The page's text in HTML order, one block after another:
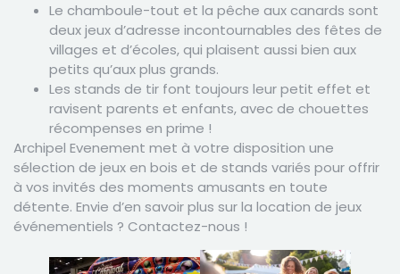
Le chamboule-tout et la pêche aux canards sont
deux jeux d’adresse incontournables des fêtes de
villages et d’écoles, qui plaisent aussi bien aux
petits qu’aux plus grands.
Les stands de tir font toujours leur petit effet et
ravisent parents et enfants, avec de chouettes
récompenses en prime !
Archipel Evenement met à votre disposition une
sélection de jeux en bois et de stands variés pour offrir
à vos invités des moments amusants en toute
détente. Envie d’en savoir plus sur la location de jeux
événementiels ? Contactez-nous !